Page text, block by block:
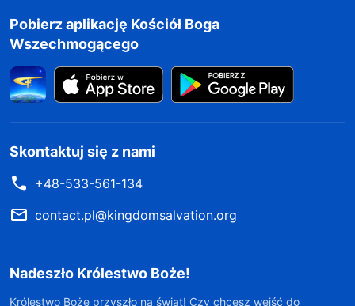
Pobierz aplikację Kościół Boga
Wszechmogącego
Skontaktuj się z nami
+48-533-561-134
contact.pl@kingdomsalvation.org
Nadeszło Królestwo Boże!
Królestwo Boże przyszło na świat! Czy chcesz wejść do